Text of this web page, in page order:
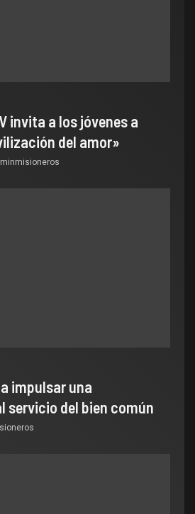
invita a los jóvenes a
del amor»
impulsar una
servicio del bien común